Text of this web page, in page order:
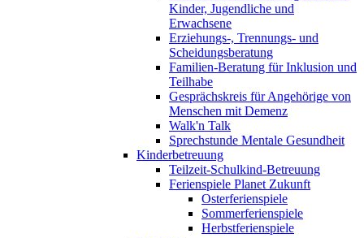
Kinder, Jugendliche und
Erwachsene
Erziehungs-, Trennungs- und
Scheidungsberatung
Familien-Beratung für Inklusion und
Teilhabe
Gesprächskreis für Angehörige von
Menschen mit Demenz
Walk'n Talk
Sprechstunde Mentale Gesundheit
Kinderbetreuung
Teilzeit-Schulkind-Betreuung
Ferienspiele Planet Zukunft
Osterferienspiele
Sommerferienspiele
Herbstferienspiele